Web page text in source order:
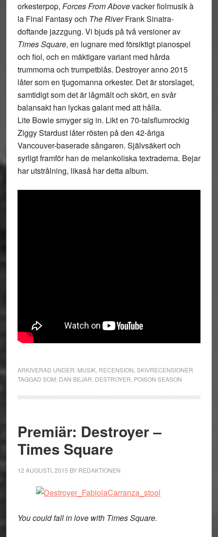
orkesterpop, Forces From Abovevacker fiolmusik à
la Final Fantasy och The RiverFrank Sinatra-
doftande jazzgung. Vi bjuds på två versioner av
Times Square, en lugnare med försiktigt pianospel
och fiol, och en mäktigare variant med hårda
trummorna och trumpetblås. Destroyer anno 2015
låter som en tjugomanna orkester. Det är storslaget,
samtidigt som det är lågmält och skört, en svår
balansakt han lyckas galant med att hålla.
Lite Bowie smyger sig in. Likt en 70-talsflumrockig
Ziggy Stardust låter rösten på den 42-åriga
Vancouver-baserade sångaren. Självsäkert och
syrligt framför han de melankoliska textraderna. Bejar
har utstrålning, likaså har detta album.
ARKIVERAD UNDER: MUSIK, RECENSION SKIVRECENSIONER
TAGGAD SOM: DAN BEJAR DESTROYER POISON SEASON
Premiär: Destroyer –
Times Square
12 AUGUSTI, 2015 BY REDAKTIONEN
You could fall in love with Times Square.